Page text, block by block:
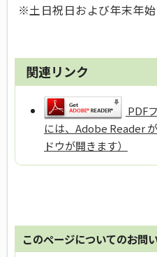
※土日祝日および年末年始
関連リンク
PDF
には、Adobe Reader
ドウが開きます）
このページについてのお問